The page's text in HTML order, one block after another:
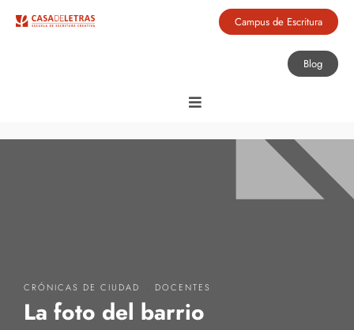
Campus de Escritura
Blog
CRÓNICAS DE CIUDAD DOCENTES
La foto del barrio